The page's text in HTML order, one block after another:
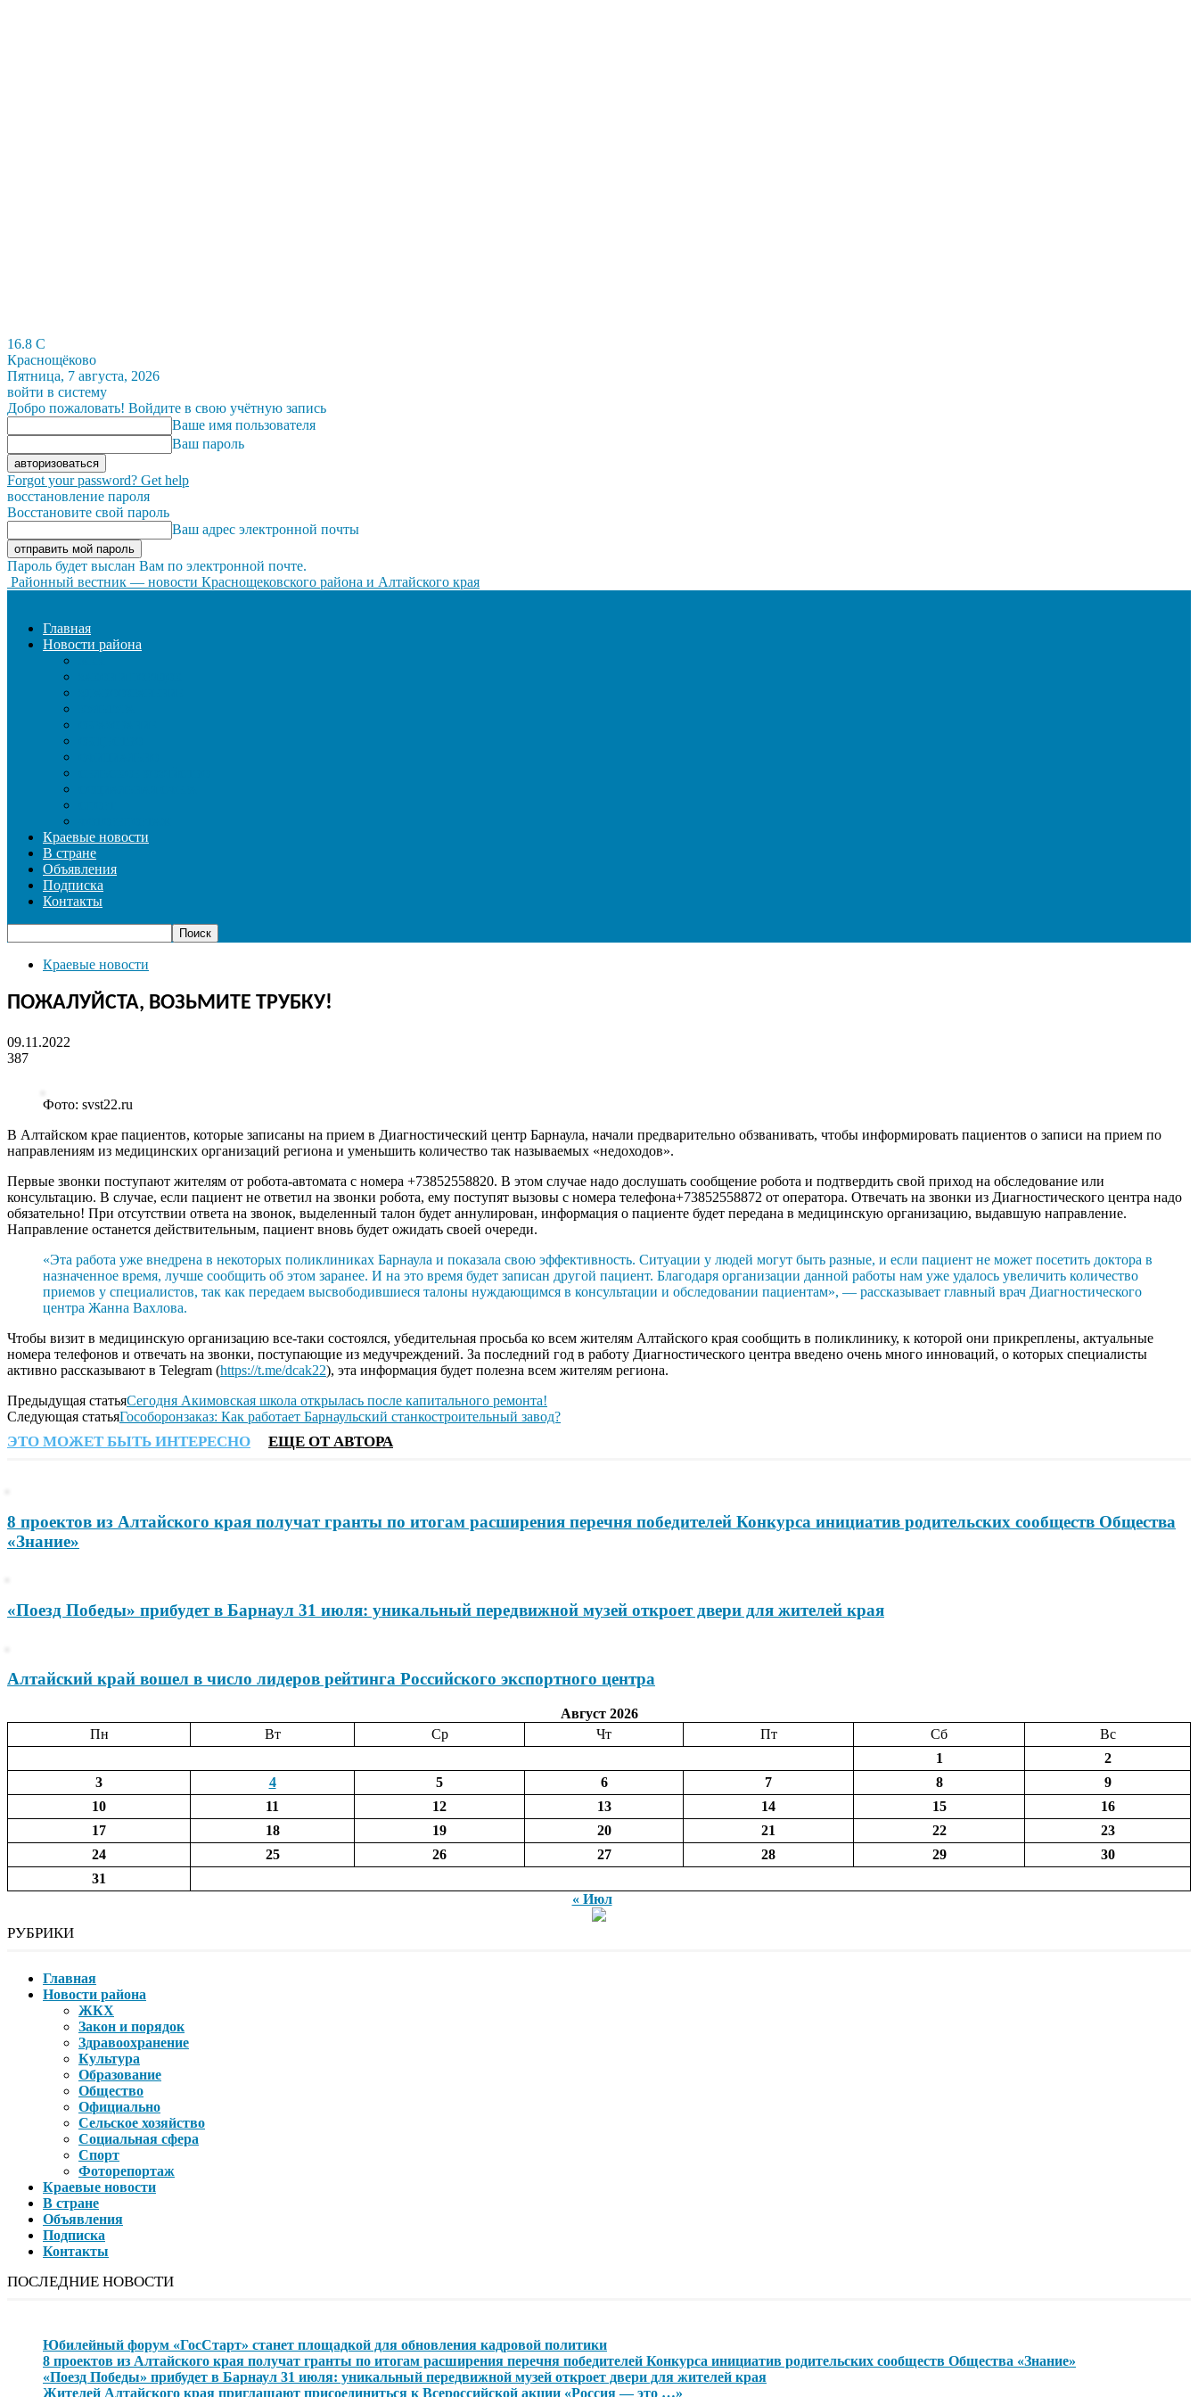
16.8 C
Краснощёково
Пятница, 7 августа, 2026
войти в систему
Добро пожаловать! Войдите в свою учётную запись
Ваше имя пользователя
Ваш пароль
Forgot your password? Get help
восстановление пароля
Восстановите свой пароль
Ваш адрес электронной почты
Пароль будет выслан Вам по электронной почте.
Районный вестник — новости Краснощековского района и Алтайского края
Главная
Новости района
Краевые новости
В стране
Объявления
Подписка
Контакты
Краевые новости
ПОЖАЛУЙСТА, ВОЗЬМИТЕ ТРУБКУ!
09.11.2022
387
Фото: svst22.ru
В Алтайском крае пациентов, которые записаны на прием в Диагностический центр Барнаула, начали предварительно обзванивать, чтобы информировать пациентов о записи на прием по
направлениям из медицинских организаций региона и уменьшить количество так называемых «недоходов».
Первые звонки поступают жителям от робота-автомата с номера +73852558820. В этом случае надо дослушать сообщение робота и подтвердить свой приход на обследование или
консультацию. В случае, если пациент не ответил на звонки робота, ему поступят вызовы с номера телефона+73852558872 от оператора. Отвечать на звонки из Диагностического центра надо
обязательно! При отсутствии ответа на звонок, выделенный талон будет аннулирован, информация о пациенте будет передана в медицинскую организацию, выдавшую направление.
Направление останется действительным, пациент вновь будет ожидать своей очереди.
«Эта работа уже внедрена в некоторых поликлиниках Барнаула и показала свою эффективность. Ситуации у людей могут быть разные, и если пациент не может посетить доктора в
назначенное время, лучше сообщить об этом заранее. И на это время будет записан другой пациент. Благодаря организации данной работы нам уже удалось увеличить количество
приемов у специалистов, так как передаем высвободившиеся талоны нуждающимся в консультации и обследовании пациентам», — рассказывает главный врач Диагностического
центра Жанна Вахлова.
Чтобы визит в медицинскую организацию все-таки состоялся, убедительная просьба ко всем жителям Алтайского края сообщить в поликлинику, к которой они прикреплены, актуальные
номера телефонов и отвечать на звонки, поступающие из медучреждений. За последний год в работу Диагностического центра введено очень много инноваций, о которых специалисты
активно рассказывают в Telegram (https://t.me/dcak22), эта информация будет полезна всем жителям региона.
Предыдущая статьяСегодня Акимовская школа открылась после капитального ремонта!
Следующая статьяГособоронзаказ: Как работает Барнаульский станкостроительный завод?
ЭТО МОЖЕТ БЫТЬ ИНТЕРЕСНО ЕЩЕ ОТ АВТОРА
8 проектов из Алтайского края получат гранты по итогам расширения перечня победителей Конкурса инициатив родительских сообществ Общества
«Знание»
«Поезд Победы» прибудет в Барнаул 31 июля: уникальный передвижной музей откроет двери для жителей края
Алтайский край вошел в число лидеров рейтинга Российского экспортного центра
Август 2026
Пн
Вт Ср Чт Пт Сб
Вс
1
2
3
4 5 6 7 8
9
10
11 12 13 14 15
16
17
18 19 20 21 22
23
24
25 26 27 28 29
30
31
« Июл
РУБРИКИ
Главная
Новости района
ЖКХ
Закон и порядок
Здравоохранение
Культура
Образование
Общество
Официально
Сельское хозяйство
Социальная сфера
Спорт
Фоторепортаж
Краевые новости
В стране
Объявления
Подписка
Контакты
ПОСЛЕДНИЕ НОВОСТИ
Юбилейный форум «ГосСтарт» станет площадкой для обновления кадровой политики
8 проектов из Алтайского края получат гранты по итогам расширения перечня победителей Конкурса инициатив родительских сообществ Общества «Знание»
«Поезд Победы» прибудет в Барнаул 31 июля: уникальный передвижной музей откроет двери для жителей края
Жителей Алтайского края приглашают присоединиться к Всероссийской акции «Россия — это …»